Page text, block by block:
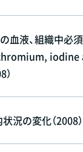
血液、組織中
の変化（2008）